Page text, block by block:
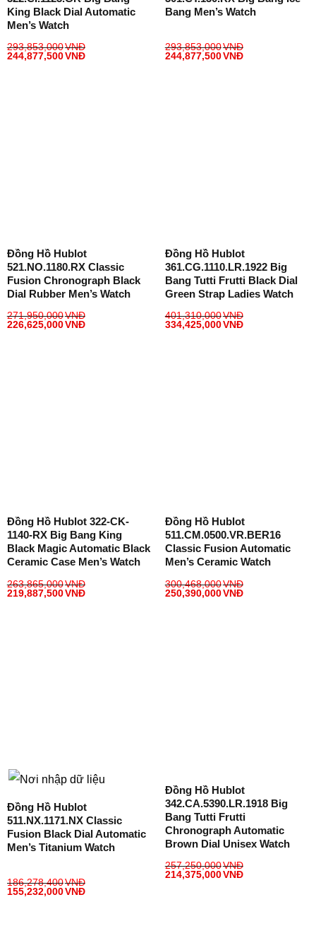
King Black Dial Automatic
Men’s Watch
293,853,000VNĐ
244,877,500VNĐ
Bang Men’s Watch
293,853,000VNĐ
244,877,500VNĐ
Đồng Hồ Hublot
521.NO.1180.RX Classic
Fusion Chronograph Black
Dial Rubber Men’s Watch
271,950,000VNĐ
226,625,000VNĐ
Đồng Hồ Hublot
361.CG.1110.LR.1922 Big
Bang Tutti Frutti Black Dial
Green Strap Ladies Watch
401,310,000VNĐ
334,425,000VNĐ
Đồng Hồ Hublot 322-CK-
1140-RX Big Bang King
Black Magic Automatic Black
Ceramic Case Men’s Watch
263,865,000VNĐ
219,887,500VNĐ
Đồng Hồ Hublot
511.CM.0500.VR.BER16
Classic Fusion Automatic
Men’s Ceramic Watch
300,468,000VNĐ
250,390,000VNĐ
Đồng Hồ Hublot
511.NX.1171.NX Classic
Fusion Black Dial Automatic
Men’s Titanium Watch
186,278,400VNĐ
155,232,000VNĐ
Đồng Hồ Hublot
342.CA.5390.LR.1918 Big
Bang Tutti Frutti
Chronograph Automatic
Brown Dial Unisex Watch
257,250,000VNĐ
214,375,000VNĐ